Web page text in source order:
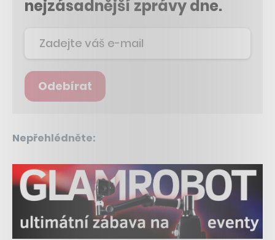
nejzásadnější zprávy dne.
Odebírat
Nepřehlédněte: